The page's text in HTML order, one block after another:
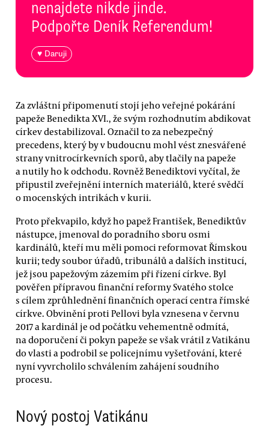
nenajdete nikde jinde.
Podpořte Deník Referendum!
♥ Daruji
Za zvláštní připomenutí stojí jeho veřejné pokárání
papeže Benedikta XVI., že svým rozhodnutím abdikovat
církev destabilizoval. Označil to za nebezpečný
precedens, který by v budoucnu mohl vést znesvářené
strany vnitrocírkevních sporů, aby tlačily na papeže
a nutily ho k odchodu. Rovněž Benediktovi vyčítal, že
připustil zveřejnění interních materiálů, které svědčí
o mocenských intrikách v kurii.
Proto překvapilo, když ho papež František, Benediktův
nástupce, jmenoval do poradního sboru osmi
kardinálů, kteří mu měli pomoci reformovat Římskou
kurii; tedy soubor úřadů, tribunálů a dalších institucí,
jež jsou papežovým zázemím při řízení církve. Byl
pověřen přípravou finanční reformy Svatého stolce
s cílem zprůhlednění finančních operací centra římské
církve. Obvinění proti Pellovi byla vznesena v červnu
2017 a kardinál je od počátku vehementně odmítá,
na doporučení či pokyn papeže se však vrátil z Vatikánu
do vlasti a podrobil se policejnímu vyšetřování, které
nyní vyvrcholilo schválením zahájení soudního
procesu.
Nový postoj Vatikánu